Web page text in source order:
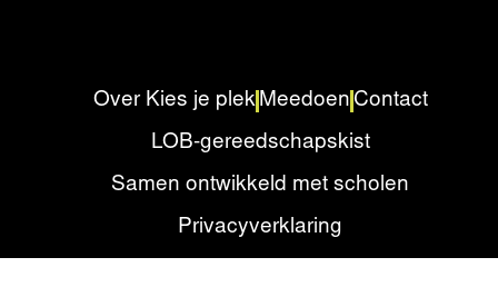
Over Kies je plek Meedoen Contact
LOB-gereedschapskist
Samen ontwikkeld met scholen
Privacyverklaring